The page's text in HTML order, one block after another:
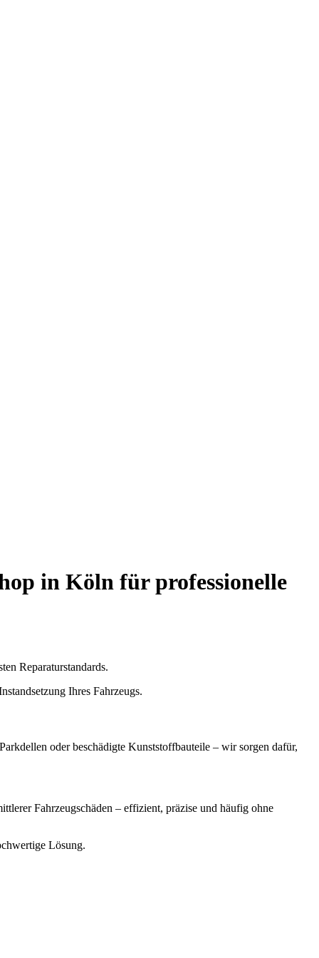
in Köln für professionelle
Reparaturstandards.
Ihres Fahrzeugs.
oder beschädigte Kunststoffbauteile – wir sorgen dafür,
Fahrzeugschäden – effizient, präzise und häufig ohne
Lösung.